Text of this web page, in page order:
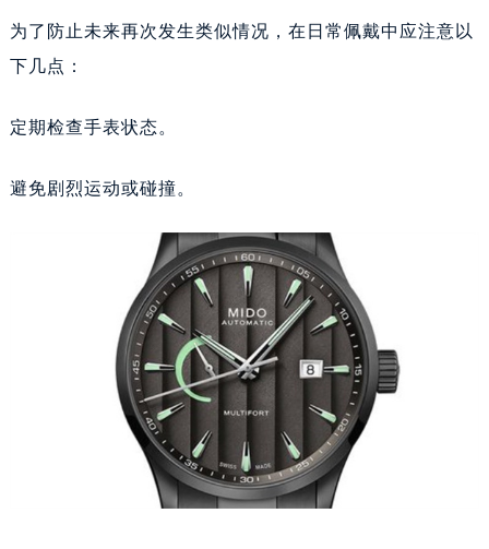
为了防止未来再次发生类似情况，在日常佩戴中应注意以
下几点：
定期检查手表状态。
避免剧烈运动或碰撞。